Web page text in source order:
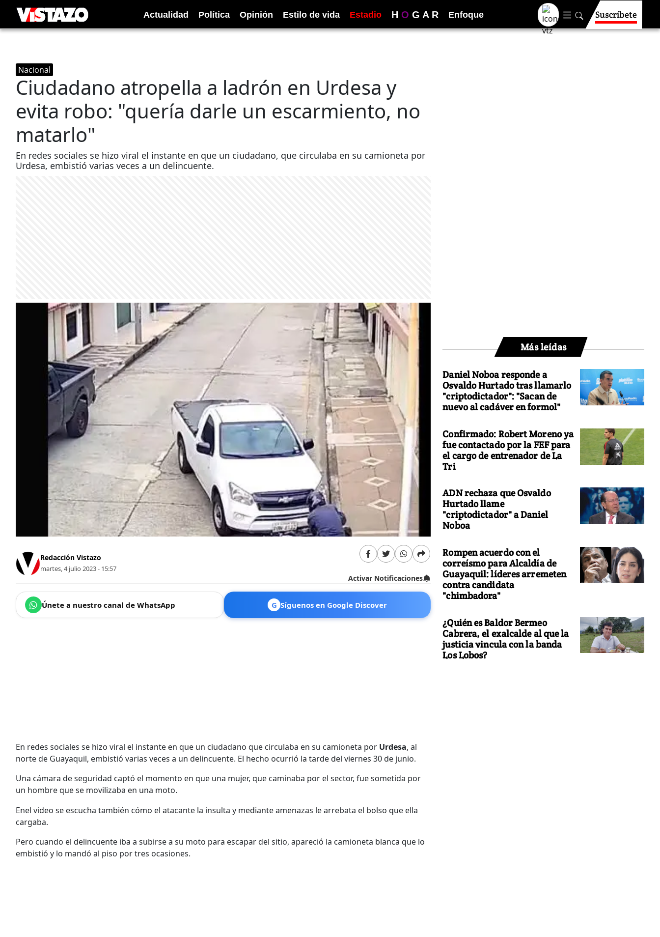
Actualidad Política Opinión Estilo de vida Estadio H O G A R Enfoque Suscríbete
Nacional
Ciudadano atropella a ladrón en Urdesa y
evita robo: "quería darle un escarmiento, no
matarlo"
En redes sociales se hizo viral el instante en que un ciudadano, que circulaba en su camioneta por
Urdesa, embistió varias veces a un delincuente.
Redacción Vistazo
martes, 4 julio 2023 - 15:57
Activar Notificaciones
Únete a nuestro canal de WhatsApp G Síguenos en Google Discover
En redes sociales se hizo viral el instante en que un ciudadano que circulaba en su camioneta por Urdesa, al
norte de Guayaquil, embistió varias veces a un delincuente. El hecho ocurrió la tarde del viernes 30 de junio.
Una cámara de seguridad captó el momento en que una mujer, que caminaba por el sector, fue sometida por
un hombre que se movilizaba en una moto.
Enel video se escucha también cómo el atacante la insulta y mediante amenazas le arrebata el bolso que ella
cargaba.
Pero cuando el delincuente iba a subirse a su moto para escapar del sitio, apareció la camioneta blanca que lo
embistió y lo mandó al piso por tres ocasiones.
Más leídas
Daniel Noboa responde a
Osvaldo Hurtado tras llamarlo
"criptodictador": "Sacan de
nuevo al cadáver en formol"
Confirmado: Robert Moreno ya
fue contactado por la FEF para
el cargo de entrenador de La
Tri
ADN rechaza que Osvaldo
Hurtado llame
"criptodictador" a Daniel
Noboa
Rompen acuerdo con el
correísmo para Alcaldía de
Guayaquil: líderes arremeten
contra candidata
"chimbadora"
¿Quién es Baldor Bermeo
Cabrera, el exalcalde al que la
justicia vincula con la banda
Los Lobos?